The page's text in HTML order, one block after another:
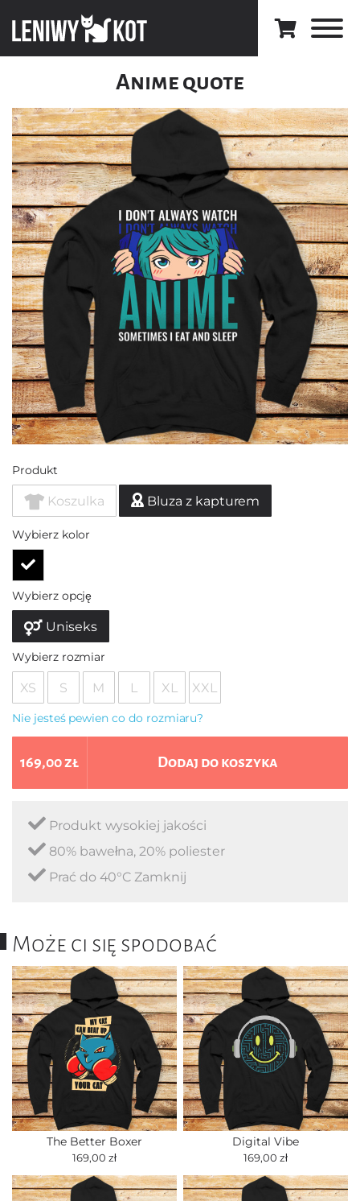
Anime quote
Produkt
Koszulka Bluza z kapturem
Wybierz kolor
Wybierz opcję
Uniseks
Wybierz rozmiar
XS S M L XL XXL
Nie jesteś pewien co do rozmiaru?
169,00 zł Dodaj do koszyka
Produkt wysokiej jakości
80% bawełna, 20% poliester
Prać do 40°C Zamknij
Może ci się spodobać
The Better Boxer
169,00 zł
Digital Vibe
169,00 zł